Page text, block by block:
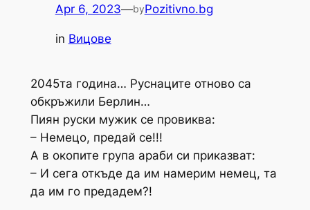
Apr 6, 2023—byPozitivno.bg
in Вицове
2045та година… Руснаците отново са
обкръжили Берлин…
Пиян руски мужик се провиква:
– Немецо, предай се!!!
А в окопите група араби си приказват:
– И сега откъде да им намерим немец, та
да им го предадем?!